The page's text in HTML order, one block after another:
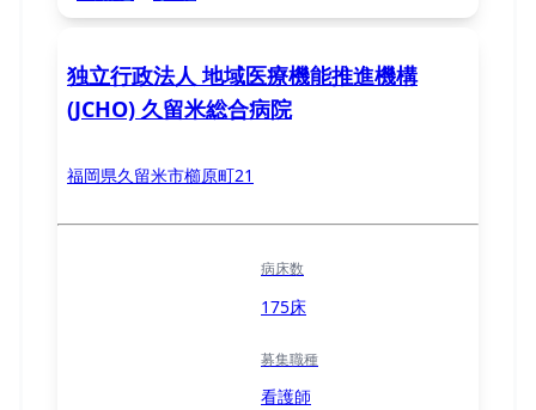
独立行政法人 地域医療機能推進機構
(JCHO) 久留米総合病院
福岡県久留米市櫛原町21
病床数
175床
募集職種
看護師